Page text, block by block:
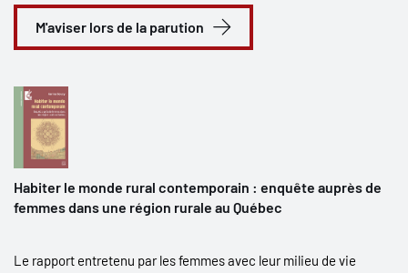
M'aviser lors de la parution
Habiter le monde rural contemporain : enquête auprès de
femmes dans une région rurale au Québec
Le rapport entretenu par les femmes avec leur milieu de vie